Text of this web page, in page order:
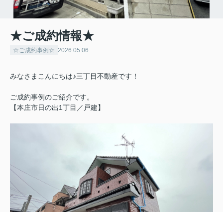
★ご成約情報★
☆ご成約事例☆ 2026.05.06
みなさまこんにちは♪三丁目不動産です！
ご成約事例のご紹介です。
【本庄市日の出1丁目／戸建】